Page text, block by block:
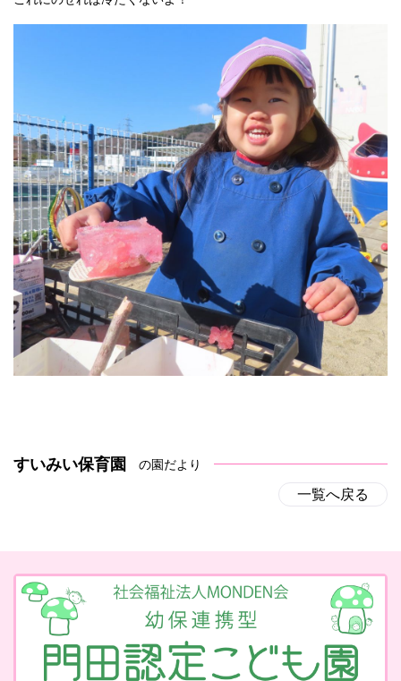
すいみい保育園 の園だより
一覧へ戻る